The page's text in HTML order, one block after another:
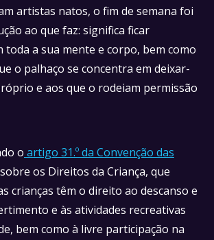
artistas natos, o fim de semana foi
ao que faz: significa ficar
toda a sua mente e corpo, bem como
o palhaço se concentra em deixar-
e aos que o rodeiam permissão
o artigo 31.º da Convenção das
sobre os Direitos da Criança, que
crianças têm o direito ao descanso e
e às atividades recreativas
bem como à livre participação na